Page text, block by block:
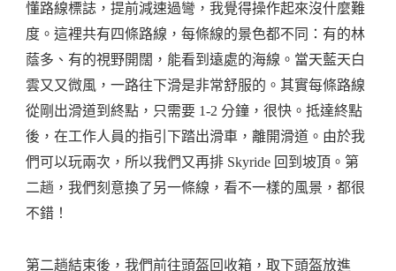
懂路線標誌，提前減速過彎，我覺得操作起來沒什麼難
度。這裡共有四條路線，每條線的景色都不同：有的林
蔭多、有的視野開闊，能看到遠處的海線。當天藍天白
雲又又微風，一路往下滑是非常舒服的。其實每條路線
從剛出滑道到終點，只需要 1-2 分鐘，很快。抵達終點
後，在工作人員的指引下踏出滑車，離開滑道。由於我
們可以玩兩次，所以我們又再排 Skyride 回到坡頂。第
二趟，我們刻意換了另一條線，看不一樣的風景，都很
不錯！
第二趟結束後，我們前往頭盔回收箱，取下頭盔放進